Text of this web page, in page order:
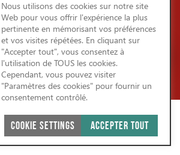
CONDITIONS GENERALES/RGPD
WEB ÉCO-RESPONSABLE 2026
Nous utilisons des cookies sur notre site
Web pour vous offrir l'expérience la plus
pertinente en mémorisant vos préférences
et vos visites répétées. En cliquant sur
"Accepter tout", vous consentez à
l'utilisation de TOUS les cookies.
Cependant, vous pouvez visiter
"Paramètres des cookies" pour fournir un
consentement contrôlé.
COOKIE SETTINGS ACCEPTER TOUT